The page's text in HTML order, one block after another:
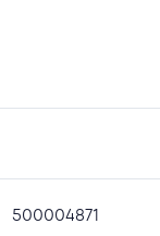
500004871